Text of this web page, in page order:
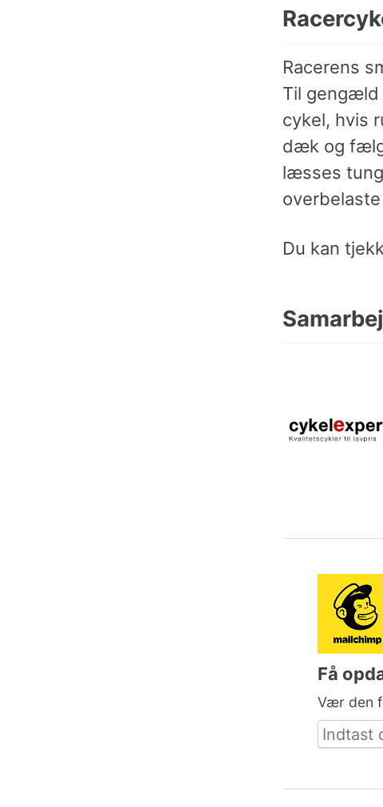
Racerens
Til gengæld
cykel, hvis
dæk og
læsses
Du kan
Få
Vær den